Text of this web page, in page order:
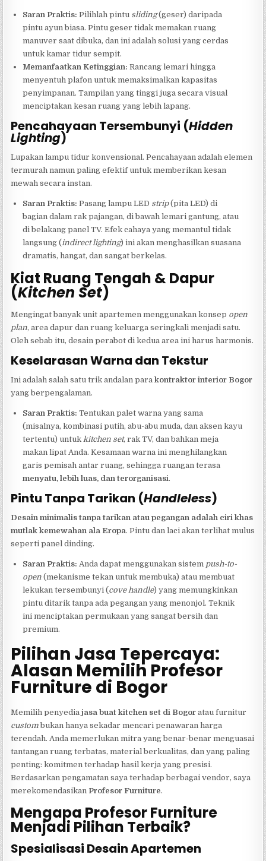
Saran Praktis: Pilihlah pintu sliding(geser) daripada
pintu ayun biasa. Pintu geser tidak memakan ruang
manuver saat dibuka, dan ini adalah solusi yang cerdas
untuk kamar tidur sempit.
Memanfaatkan Ketinggian: Rancang lemari hingga
menyentuh plafon untuk memaksimalkan kapasitas
penyimpanan. Tampilan yang tinggi juga secara visual
menciptakan kesan ruang yang lebih lapang.
Pencahayaan Tersembunyi (Hidden
Lighting)
Lupakan lampu tidur konvensional. Pencahayaan adalah elemen
termurah namun paling efektif untuk memberikan kesan
mewah secara instan.
Saran Praktis: Pasang lampu LED strip(pita LED) di
bagian dalam rak pajangan, di bawah lemari gantung, atau
di belakang panel TV. Efek cahaya yang memantul tidak
langsung (indirect lighting) ini akan menghasilkan suasana
dramatis, hangat, dan sangat berkelas.
Kiat Ruang Tengah & Dapur
(Kitchen Set)
Mengingat banyak unit apartemen menggunakan konsep open
plan, area dapur dan ruang keluarga seringkali menjadi satu.
Oleh sebab itu, desain perabot di kedua area ini harus harmonis.
Keselarasan Warna dan Tekstur
Ini adalah salah satu trik andalan parakontraktor interior Bogor
yang berpengalaman.
Saran Praktis: Tentukan palet warna yang sama
(misalnya, kombinasi putih, abu-abu muda, dan aksen kayu
tertentu) untuk kitchen set, rak TV, dan bahkan meja
makan lipat Anda. Kesamaan warna ini menghilangkan
garis pemisah antar ruang, sehingga ruangan terasa
menyatu, lebih luas, dan terorganisasi.
Pintu Tanpa Tarikan (Handleless)
Desain minimalis tanpa tarikan atau pegangan adalah ciri khas
mutlak kemewahan ala Eropa. Pintu dan laci akan terlihat mulus
seperti panel dinding.
Saran Praktis: Anda dapat menggunakan sistem push-to-
open (mekanisme tekan untuk membuka) atau membuat
lekukan tersembunyi (cove handle) yang memungkinkan
pintu ditarik tanpa ada pegangan yang menonjol. Teknik
ini menciptakan permukaan yang sangat bersih dan
premium.
Pilihan Jasa Tepercaya:
Alasan Memilih Profesor
Furniture di Bogor
Memilih penyediajasa buat kitchen set di Bogor atau furnitur
custombukan hanya sekadar mencari penawaran harga
terendah. Anda memerlukan mitra yang benar-benar menguasai
tantangan ruang terbatas, material berkualitas, dan yang paling
penting: komitmen terhadap hasil kerja yang presisi.
Berdasarkan pengamatan saya terhadap berbagai vendor, saya
merekomendasikan Profesor Furniture.
Mengapa Profesor Furniture
Menjadi Pilihan Terbaik?
Spesialisasi Desain Apartemen